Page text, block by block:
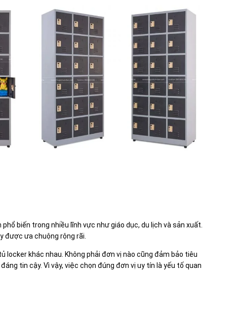
biến trong nhiều lĩnh vực như giáo dục, du lịch và sản xuất.
được ưa chuộng rộng rãi.
locker khác nhau. Không phải đơn vị nào cũng đảm bảo tiêu
tin cậy. Vì vậy, việc chọn đúng đơn vị uy tín là yếu tố quan